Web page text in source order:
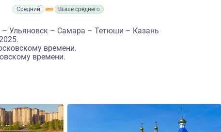
Средний Выше среднего
Ульяновск – Самара – Тетюши – Казань
времени.
времени.